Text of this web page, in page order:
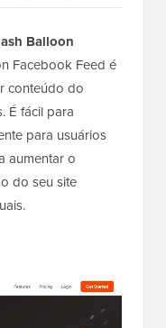
Balloon
Facebook Feed é
conteúdo do
É fácil para
para usuários
aumentar o
do seu site